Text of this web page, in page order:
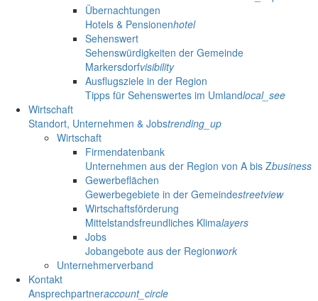
Übernachtungen
Hotels & Pensionenhotel
Sehenswert
Sehenswürdigkeiten der Gemeinde
Markersdorfvisibility
Ausflugsziele in der Region
Tipps für Sehenswertes im Umlandlocal_see
Wirtschaft
Standort, Unternehmen & Jobstrending_up
Wirtschaft
Firmendatenbank
Unternehmen aus der Region von A bis Zbusiness
Gewerbeflächen
Gewerbegebiete in der Gemeindestreetview
Wirtschaftsförderung
Mittelstandsfreundliches Klimalayers
Jobs
Jobangebote aus der Regionwork
Unternehmerverband
Kontakt
Ansprechpartneraccount_circle